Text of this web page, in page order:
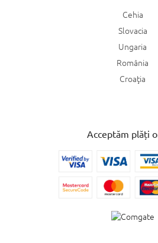
Cehia
Slovacia
Ungaria
România
Croaţia
Acceptăm plăți